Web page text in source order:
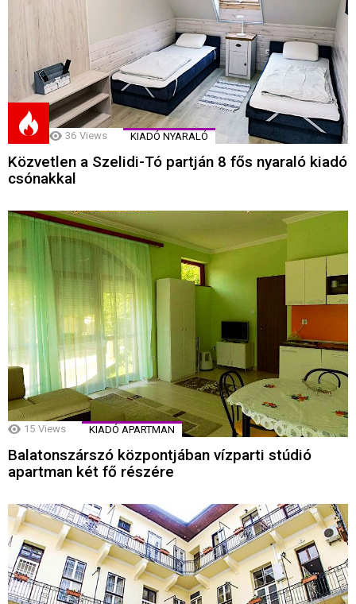
36 Views KIADÓ NYARALÓ
Közvetlen a Szelidi-Tó partján 8 fős nyaraló kiadó
csónakkal
15 Views KIADÓ APARTMAN
Balatonszárszó központjában vízparti stúdió
apartman két fő részére